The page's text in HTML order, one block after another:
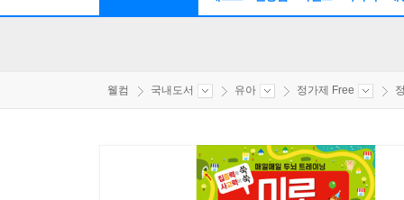
웰컴 국내도서 유아 정가제 Free